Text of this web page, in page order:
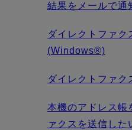
結果をメールで通
ダイレクトファク
(Windows®)
ダイレクトファク
本機のアドレス帳
ァクスを送信した